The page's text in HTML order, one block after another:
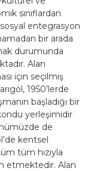
sınıflardan
entegrasyon
bir arada
durumunda
Alan
için seçilmiş
1950’lerde
başladığı bir
yerleşimidir
de
kentsel
tüm hızıyla
etmektedir. Alan